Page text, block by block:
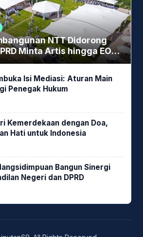
NTT Didorong
Minta Artis hingga EO
Isi Mediasi: Aturan Main
Penegak Hukum
Kemerdekaan dengan Doa,
Hati untuk Indonesia
Bangun Sinergi
Negeri dan DPRD